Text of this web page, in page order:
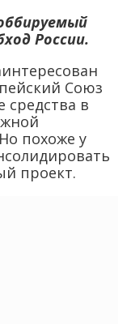
России.
Союз
в
похоже у
проект.